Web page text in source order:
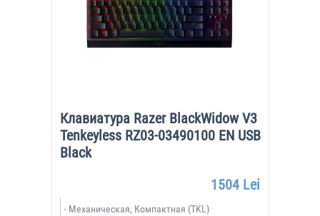
Клавиатура Razer BlackWidow V3
Tenkeyless RZ03-03490100 EN USB
Black
1504 Lei
Механическая, Компактная (TKL)